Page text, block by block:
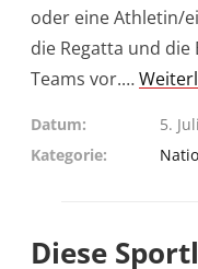
oder eine Athletin/
die Regatta und
Teams vor.…
Datum
5.
Kategorie
Diese